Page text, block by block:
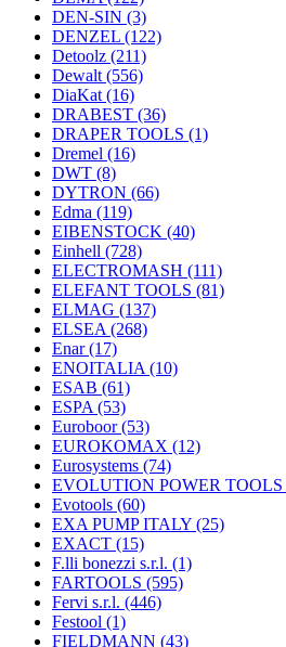
DEN-SIN (3)
DENZEL (122)
Detoolz (211)
Dewalt (556)
DiaKat (16)
DRABEST (36)
DRAPER TOOLS (1)
Dremel (16)
DWT (8)
DYTRON (66)
Edma (119)
EIBENSTOCK (40)
Einhell (728)
ELECTROMASH (111)
ELEFANT TOOLS (81)
ELMAG (137)
ELSEA (268)
Enar(17)
ENOITALIA (10)
ESAB (61)
ESPA (53)
Euroboor(53)
EUROKOMAX (12)
Eurosystems (74)
EVOLUTION POWER TOOLS
Evotools (60)
EXA PUMP ITALY (25)
EXACT (15)
F.lli bonezzi s.r.l. (1)
FARTOOLS (595)
Fervi s.r.l. (446)
Festool (1)
FIELDMANN (43)